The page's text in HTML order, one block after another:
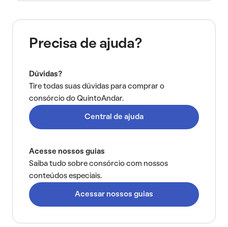
Precisa de ajuda?
Dúvidas?
Tire todas suas dúvidas para comprar o
consórcio do QuintoAndar.
Central de ajuda
Acesse nossos guias
Saiba tudo sobre consórcio com nossos
conteúdos especiais.
Acessar nossos guias